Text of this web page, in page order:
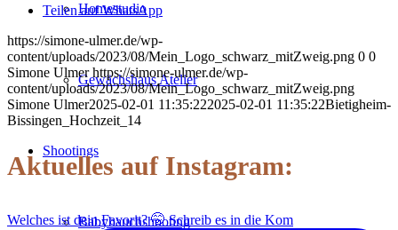
Homestudio
Gewächshaus Atelier
Shootings
Babybauchshooting
Teilen auf WhatsApp
https://simone-ulmer.de/wp-
content/uploads/2023/08/Mein_Logo_schwarz_mitZweig.png 0 0
Simone Ulmer https://simone-ulmer.de/wp-
content/uploads/2023/08/Mein_Logo_schwarz_mitZweig.png
Simone Ulmer2025-02-01 11:35:222025-02-01 11:35:22Bietigheim-
Bissingen_Hochzeit_14
Aktuelles auf Instagram:
Welches ist dein Favorit? 🤭 Schreib es in die Kom